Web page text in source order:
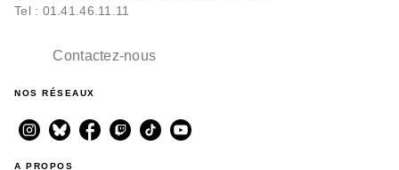
Tel : 01.41.46.11.11
Contactez-nous
NOS RÉSEAUX
A PROPOS